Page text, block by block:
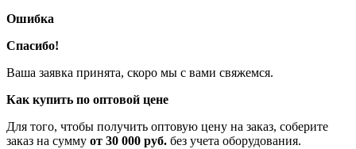
Ошибка
Спасибо!
Ваша заявка принята, скоро мы с вами свяжемся.
Как купить по оптовой цене
Для того, чтобы получить оптовую цену на заказ, соберите
заказ на сумму от 30 000 руб. без учета оборудования.